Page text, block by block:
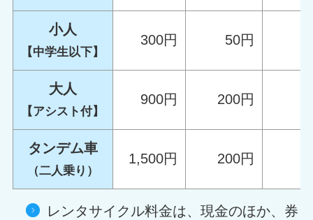
小人
【中学生以下】
300円 50円
大人
【アシスト付】
900円 200円
タンデム車
（二人乗り）
1,500円 200円
レンタサイクル料金は、現金のほか、券